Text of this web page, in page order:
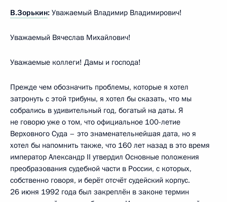
В.Зорькин: Уважаемый Владимир Владимирович!
Уважаемый Вячеслав Михайлович!
Уважаемые коллеги! Дамы и господа!
Прежде чем обозначить проблемы, которые я хотел
затронуть с этой трибуны, я хотел бы сказать, что мы
собрались в удивительный год, богатый на даты. Я
не говорю уже о том, что официальное 100-летие
Верховного Суда – это знаменательнейшая дата, но я
хотел бы напомнить также, что 160 лет назад в это время
император Александр II утвердил Основные положения
преобразования судебной части в России, с которых,
собственно говоря, и берёт отсчёт судейский корпус.
26 июня 1992 года был закреплён в законе термин